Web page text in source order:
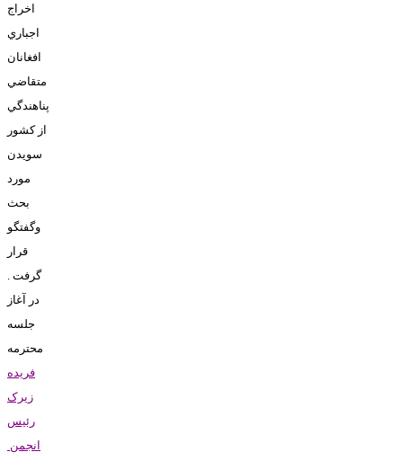
اخراج
اجباري
افغانان
متقاضي
پناهندگي
از کشور
سويدن
مورد
بحث
وگفتگو
قرار
گرفت
در آغاز
جلسه
محترمه
فريده
زيرک
رئيس
انجمن